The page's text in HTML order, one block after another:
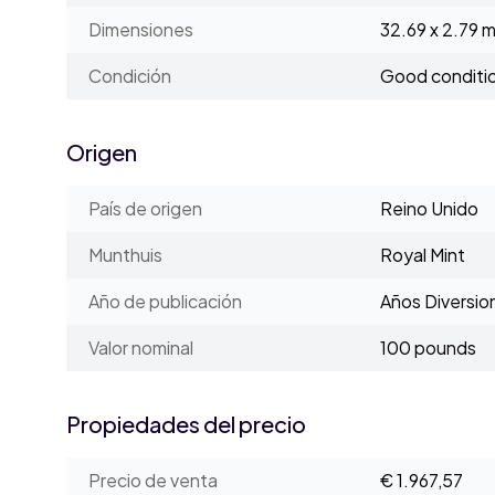
Dimensiones
32.69 x 2.79
Condición
Good
Origen
País de origen
Reino Unido
Munthuis
Royal Mint
Año de publicación
Años
Valor nominal
100 pounds
Propiedades del precio
Precio de venta
€ 1.967,57